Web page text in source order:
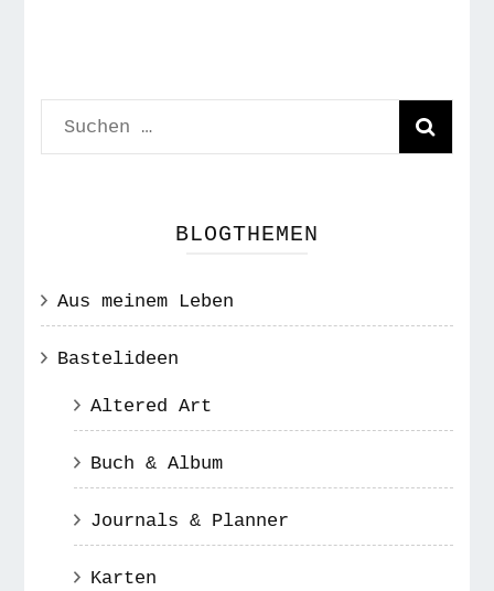
Suchen
nach:
BLOGTHEMEN
Aus meinem Leben
Bastelideen
Altered Art
Buch & Album
Journals & Planner
Karten